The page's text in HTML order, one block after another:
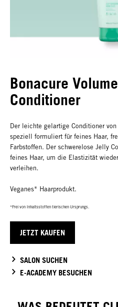
Bonacure
Conditioner
Der leichte gelartige Conditioner
speziell formuliert für feines Haar,
Farbstoffen. Der schwerelose Jelly
feines Haar, um die Elastizität
verleihen.
Veganes* Haarprodukt.
*Frei von Inhaltsstoffen tierischen Ursprungs.
JETZT KAUFEN
SALON SUCHEN
E-ACADEMY BESUCHEN